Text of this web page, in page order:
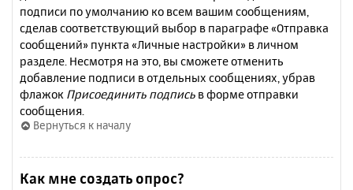
подписи по умолчанию ко всем вашим сообщениям,
сделав соответствующий выбор в параграфе «Отправка
сообщений» пункта «Личные настройки» в личном
разделе. Несмотря на это, вы сможете отменить
добавление подписи в отдельных сообщениях, убрав
флажок Присоединить подпись в форме отправки
сообщения.
Вернуться к началу
Как мне создать опрос?